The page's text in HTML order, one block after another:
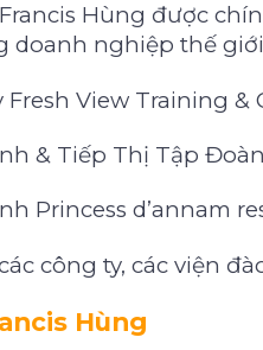
Hùng được
doanh nghiệp thế
View Training &
& Tiếp Thị Tập
Princess d’annam
công ty, các viện
Hùng